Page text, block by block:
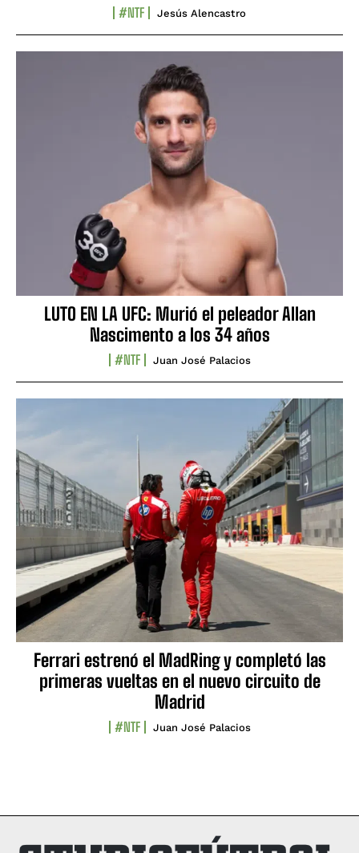
#NTF Jesús Alencastro
LUTO EN LA UFC: Murió el peleador Allan
Nascimento a los 34 años
#NTF Juan José Palacios
Ferrari estrenó el MadRing y completó las
primeras vueltas en el nuevo circuito de
Madrid
#NTF Juan José Palacios